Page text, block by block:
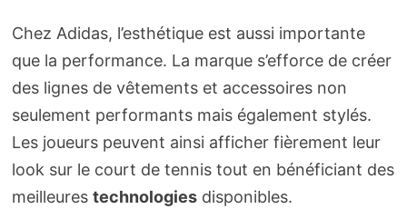
Chez Adidas, l’esthétique est aussi importante
que la performance. La marque s’efforce de créer
des lignes de vêtements et accessoires non
seulement performants mais également stylés.
Les joueurs peuvent ainsi afficher fièrement leur
look sur le court de tennis tout en bénéficiant des
meilleures technologiesdisponibles.